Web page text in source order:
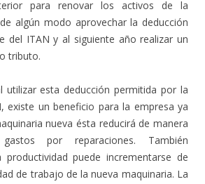
para renovar los activos de la
algún modo aprovechar la deducción
del ITAN y al siguiente año realizar un
tributo.
utilizar esta deducción permitida por la
existe un beneficio para la empresa ya
nueva ésta reducirá de manera
por reparaciones. También
puede incrementarse de
de trabajo de la nueva maquinaria. La